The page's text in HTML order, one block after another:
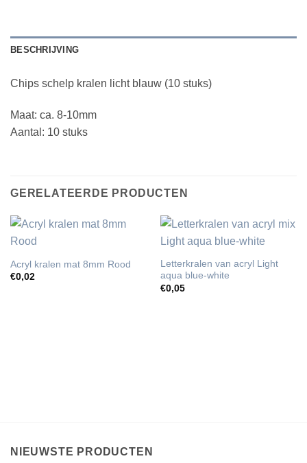
BESCHRIJVING
Chips schelp kralen licht blauw (10 stuks)
Maat: ca. 8-10mm
Aantal: 10 stuks
GERELATEERDE PRODUCTEN
Acryl kralen mat 8mm Rood
€0,02
Letterkralen van acryl Light
aqua blue-white
€0,05
NIEUWSTE PRODUCTEN